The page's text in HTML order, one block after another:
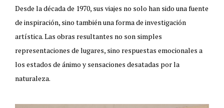
Desde la década de 1970, sus viajes no solo han sido una fuente
de inspiración, sino también una forma de investigación
artística. Las obras resultantes no son simples
representaciones de lugares, sino respuestas emocionales a
los estados de ánimo y sensaciones desatadas por la
naturaleza.